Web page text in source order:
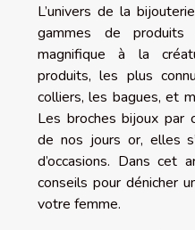
L’univers de la
gammes de
magnifique à la
produits, les plus
colliers, les bagues, et
Les broches bijoux par
de nos jours or, elles
d’occasions. Dans cet
conseils pour dénicher
votre femme.